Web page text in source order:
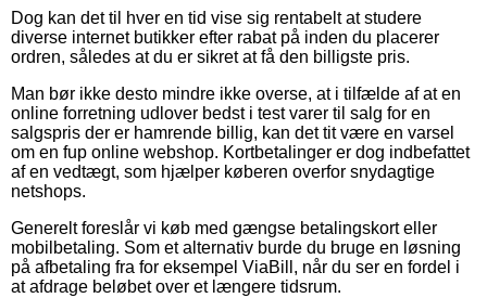
Dog kan det til hver en tid vise sig rentabelt at studere
diverse internet butikker efter rabat på inden du placerer
ordren, således at du er sikret at få den billigste pris.
Man bør ikke desto mindre ikke overse, at i tilfælde af at en
online forretning udlover bedst i test varer til salg for en
salgspris der er hamrende billig, kan det tit være en varsel
om en fup online webshop. Kortbetalinger er dog indbefattet
af en vedtægt, som hjælper køberen overfor snydagtige
netshops.
Generelt foreslår vi køb med gængse betalingskort eller
mobilbetaling. Som et alternativ burde du bruge en løsning
på afbetaling fra for eksempel ViaBill, når du ser en fordel i
at afdrage beløbet over et længere tidsrum.